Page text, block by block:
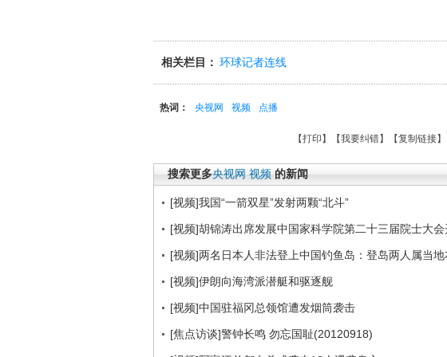
相关栏目： 环球记者连线
热词： 央视网 视频 点播
【打印 】【我要纠错】【复制链接】
搜索更多央视网 视频 的新闻
[视频]我国“一箭双星”发射两颗“北斗”
[视频]胡锦涛出席发展中国家科学院第二十三届院士大
[视频]两名日本人非法登上中国钓鱼岛：登岛两人属当
[视频]伊朗向海湾派潜艇和驱逐舰
[视频]中国驻福冈总领馆遭发烟筒袭击
[焦点访谈]警钟长鸣 勿忘国耻(20120918)